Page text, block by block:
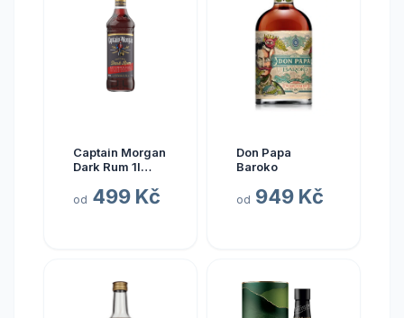
Captain Morgan
Dark Rum 1l
od 499 Kč
Don Papa
Baroko
od 949 Kč